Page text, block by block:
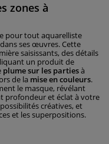
zones à
pour tout aquarelliste
dans ses œuvres. Cette
saisissants, des détails
un produit de
plume sur les partiesà
de la mise en couleurs.
le masque, révélant
profondeur et éclat à votre
créatives, et
et les superpositions.